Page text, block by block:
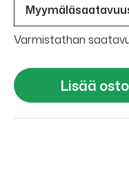
Varmistathan
Lisää